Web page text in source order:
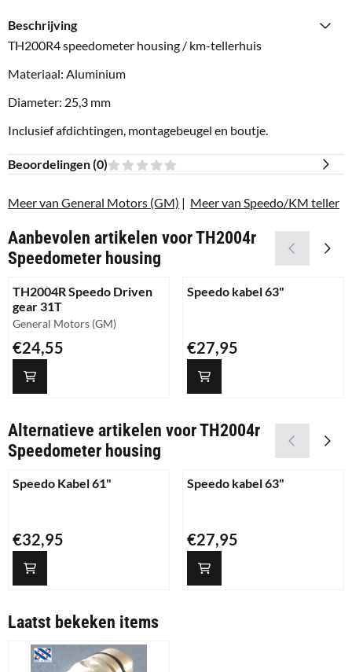
Beschrijving
TH200R4 speedometer housing / km-tellerhuis
Materiaal: Aluminium
Diameter: 25,3 mm
Inclusief afdichtingen, montagebeugel en boutje.
Beoordelingen (0)
Meer van General Motors (GM) | Meer van Speedo/KM teller
Aanbevolen artikelen voorTH2004r
Speedometer housing
TH2004R Speedo Driven
gear 31T
Merk:
General Motors (GM)
Prijs: 24,55
€24,55
Speedo kabel 63"
Prijs: 27,95
€27,95
Alternatieve artikelen voorTH2004r
Speedometer housing
Speedo Kabel 61"
Prijs: 32,95
€32,95
Speedo kabel 63"
Prijs: 27,95
€27,95
Laatst bekeken items